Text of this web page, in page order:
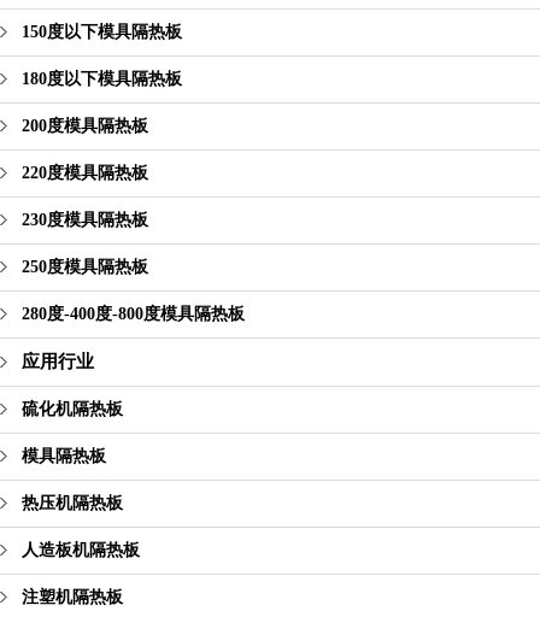
150度以下模具隔热板
180度以下模具隔热板
200度模具隔热板
220度模具隔热板
230度模具隔热板
250度模具隔热板
280度-400度-800度模具隔热板
应用行业
硫化机隔热板
模具隔热板
热压机隔热板
人造板机隔热板
注塑机隔热板